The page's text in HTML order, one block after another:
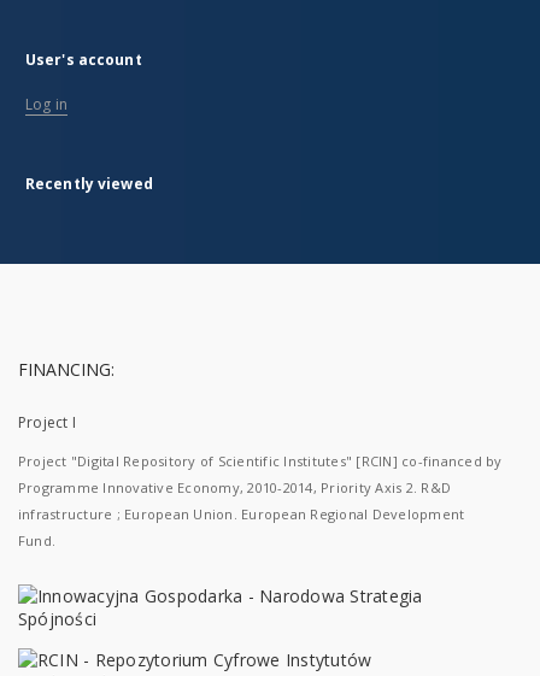
User's account
Log in
Recently viewed
FINANCING:
Project I
Project "Digital Repository of Scientific Institutes" [RCIN] co-financed by
Programme Innovative Economy, 2010-2014, Priority Axis 2. R&D
infrastructure ; European Union. European Regional Development
Fund.